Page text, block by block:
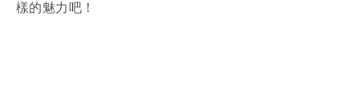
樣的魅力吧！